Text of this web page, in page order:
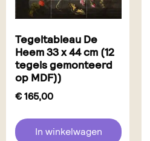
Tegeltableau De
Heem 33 x 44 cm (12
tegels gemonteerd
op MDF))
€165,00
In winkelwagen